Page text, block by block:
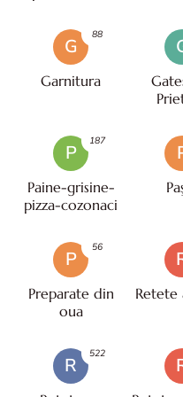
G
Garnitura
88
P
Paine-grisine-
pizza-cozonaci
187
P
Preparate din
oua
56
Retete
R
522